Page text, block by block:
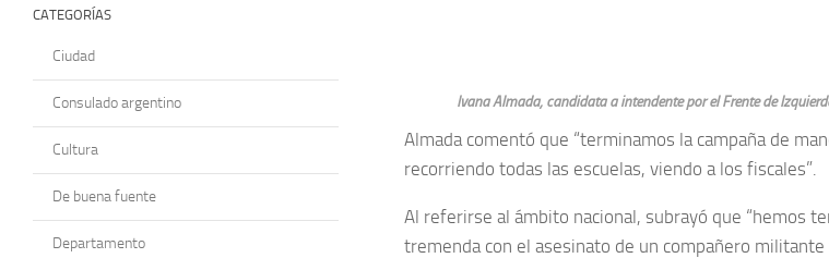
Ivana Almada, candidata a intendente por el Frente de
Almada comentó que “terminamos la campaña de
recorriendo todas las escuelas, viendo a los fiscales”.
Al referirse al ámbito nacional, subrayó que “hemos
tremenda con el asesinato de un compañero
CATEGORÍAS
Ciudad
Consulado argentino
Cultura
De buena fuente
Departamento